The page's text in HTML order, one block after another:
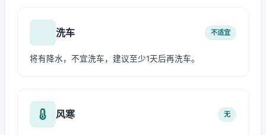
洗车 不适宜
将有降水，不宜洗车，建议至少1天后再洗车。
风寒 无